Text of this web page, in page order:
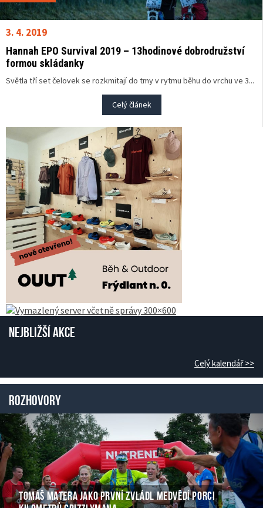
3. 4. 2019
Hannah EPO Survival 2019 – 13hodinové dobrodružství
formou skládanky
Světla tří set čelovek se rozkmitají do tmy v rytmu běhu do vrchu ve 3...
Celý článek
Nejbližší akce
Celý kalendář >>
Rozhovory
TOMÁŠ MATERA JAKO PRVNÍ ZVLÁDL MEDVĚDÍ PORCI